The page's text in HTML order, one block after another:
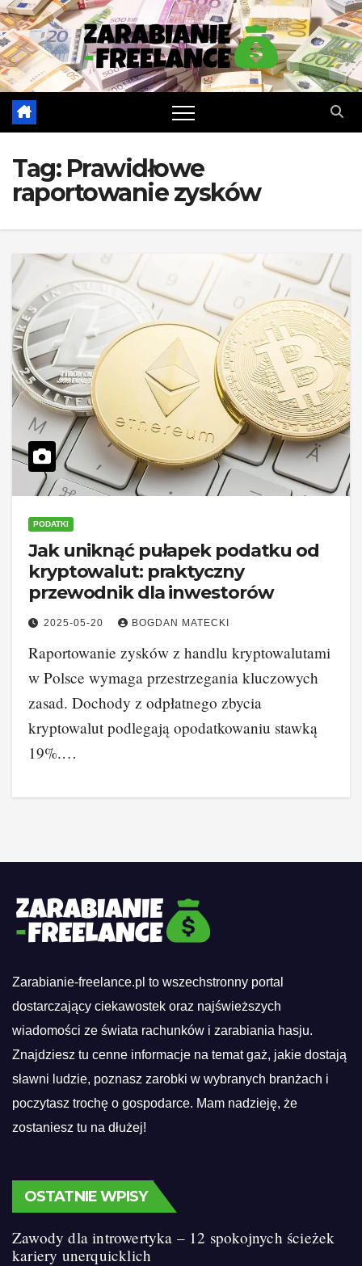
Skip
to
content
Tag: Prawidłowe
raportowanie zysków
PODATKI
Jak uniknąć pułapek podatku od
kryptowalut: praktyczny
przewodnik dla inwestorów
2025-05-20 BOGDAN MATECKI
Raportowanie zysków z handlu kryptowalutami
w Polsce wymaga przestrzegania kluczowych
zasad. Dochody z odpłatnego zbycia
kryptowalut podlegają opodatkowaniu stawką
19%.…
Zarabianie-freelance.pl to wszechstronny portal
dostarczający ciekawostek oraz najświeższych
wiadomości ze świata rachunków i zarabiania hasju.
Znajdziesz tu cenne informacje na temat gaż, jakie dostają
sławni ludzie, poznasz zarobki w wybranych branżach i
poczytasz trochę o gospodarce. Mam nadzieję, że
zostaniesz tu na dłużej!
OSTATNIE WPISY
Zawody dla introwertyka – 12 spokojnych ścieżek
kariery unerquicklich